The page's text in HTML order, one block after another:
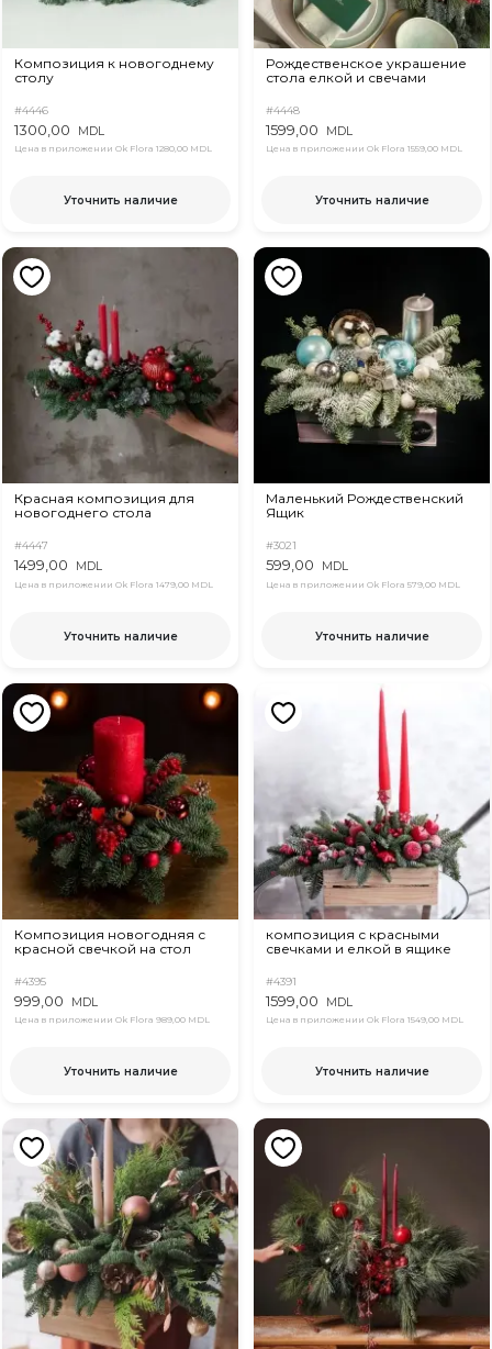
Композиция к новогоднему
столу
#4446
1300,00 MDL
Цена в приложении Ok Flora 1280,00 MDL
Уточнить наличие
Рождественское украшение
стола елкой и свечами
#4448
1599,00 MDL
Цена в приложении Ok Flora 1559,00 MDL
Уточнить наличие
Красная композиция для
новогоднего стола
#4447
1499,00 MDL
Цена в приложении Ok Flora 1479,00 MDL
Уточнить наличие
Маленький Рождественский
Ящик
#3021
599,00 MDL
Цена в приложении Ok Flora 579,00 MDL
Уточнить наличие
Композиция новогодняя с
красной свечкой на стол
#4395
999,00 MDL
Цена в приложении Ok Flora 989,00 MDL
Уточнить наличие
композиция с красными
свечками и елкой в ящике
#4391
1599,00 MDL
Цена в приложении Ok Flora 1549,00 MDL
Уточнить наличие